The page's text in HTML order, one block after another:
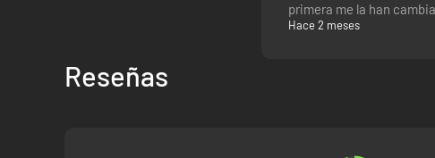
primera me la han
Hace 2 meses
Reseñas